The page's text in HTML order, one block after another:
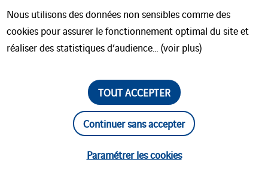
Cliquez sur la carte pour visualiser les
Nous utilisons des données non sensibles comme des
cookies pour assurer le fonctionnement optimal du site et
réaliser des statistiques d’audience… (voir plus)
TOUT ACCEPTER
Continuer sans accepter
Paramétrer les cookies